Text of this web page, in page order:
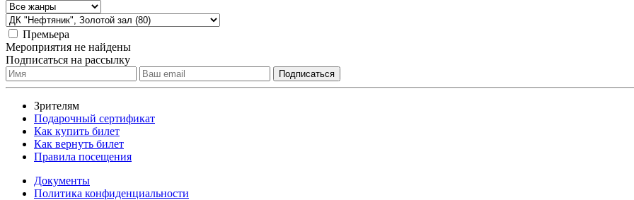
Премьера
Мероприятия не найдены
Подписаться на рассылку
Зрителям
Подарочный сертификат
Как купить билет
Как вернуть билет
Правила посещения
Документы
Политика конфиденциальности